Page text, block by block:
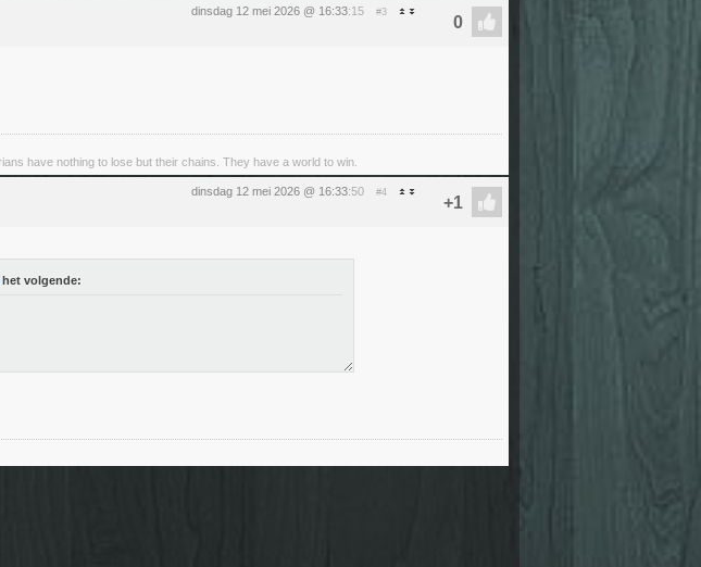
dinsdag 12 mei 2026 @ 16:33:15 #3
have nothing to lose but their chains. They have a world to win.
dinsdag 12 mei 2026 @ 16:33:50 #4
het volgende: